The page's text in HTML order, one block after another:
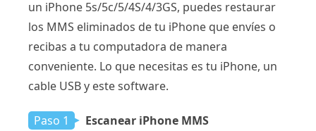
un iPhone 5s/5c/5/4S/4/3GS, puedes restaurar
los MMS eliminados de tu iPhone que envíes o
recibas a tu computadora de manera
conveniente. Lo que necesitas es tu iPhone, un
cable USB y este software.
Paso 1 Escanear iPhone MMS